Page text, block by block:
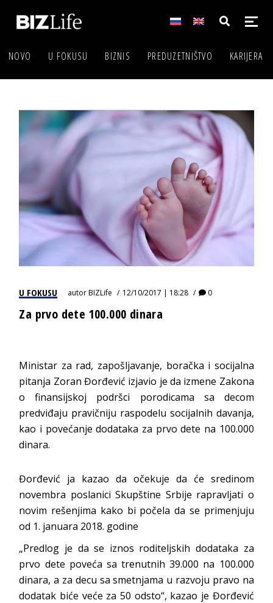
NOVO U FOKUSU BIZNIS PREDUZETNIŠTVO KARIJERA
U FOKUSU autorBIZLife 12/10/2017 | 18:28 0
Za prvo dete 100.000 dinara
Ministar za rad, zapošljavanje, boračka i socijalna
pitanja Zoran Đorđević izjavio je da izmene Zakona
o finansijskoj podršci porodicama sa decom
predviđaju pravičniju raspodelu socijalnih davanja,
kao i povećanje dodataka za prvo dete na 100.000
dinara.
Đorđević ja kazao da očekuje da će sredinom
novembra poslanici Skupštine Srbije rapravljati o
novim rešenjima kako bi počela da se primenjuju
od 1. januara 2018. godine
„Predlog je da se iznos roditeljskih dodataka za
prvo dete poveća sa trenutnih 39.000 na 100.000
dinara, a za decu sa smetnjama u razvoju pravo na
dodatak biće veće za 50 odsto“, kazao je Đorđević